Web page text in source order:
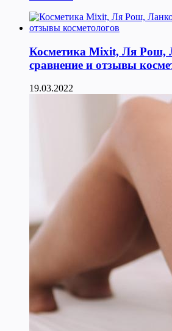
Косметика Мixit, Ля Рош,
сравнение и отзывы
19.03.2022